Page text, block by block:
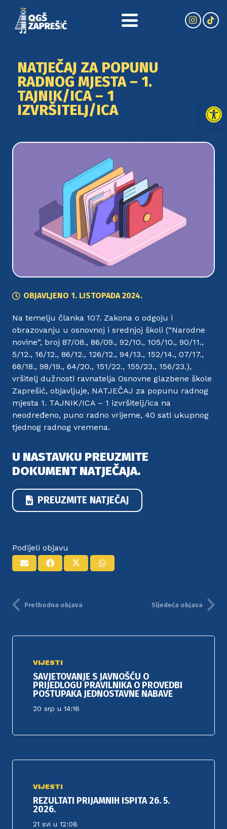
NATJEČAJ ZA POPUNU
RADNOG MJESTA – 1.
TAJNIK/ICA – 1
IZVRŠITELJ/ICA
OBJAVLJENO1. LISTOPADA 2024.
Na temelju članka 107. Zakona o odgoju i
obrazovanju u osnovnoj i srednjoj školi (“Narodne
novine“, broj 87/08., 86/09., 92/10., 105/10., 90/11.,
5/12., 16/12., 86/12., 126/12., 94/13., 152/14., 07/17.,
68/18., 98/19., 64/20., 151/22., 155/23., 156/23.),
vršitelj dužnosti ravnatelja Osnovne glazbene škole
Zaprešić, objavljuje, NATJEČAJ za popunu radnog
mjesta 1. TAJNIK/ICA – 1 izvršitelj/ica na
neodređeno, puno radno vrijeme, 40 sati ukupnog
tjednog radnog vremena.
U NASTAVKU PREUZMITE
DOKUMENT NATJEČAJA.
PREUZMITE NATJEČAJ
Podijeli objavu
Prethodna objava Sljedeća objava
VIJESTI
SAVJETOVANJE S JAVNOŠĆU O
PRIJEDLOGU PRAVILNIKA O PROVEDBI
POSTUPAKA JEDNOSTAVNE NABAVE
20 srp u 14:16
VIJESTI
REZULTATI PRIJAMNIH ISPITA 26. 5.
2026.
21 svi u 12:08